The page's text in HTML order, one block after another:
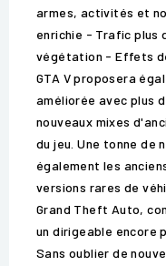
armes, activités et
enrichie - Trafic plus
végétation - Effets
GTA V proposera
améliorée avec plus
nouveaux mixes
du jeu. Une tonne de
également les
versions rares de
Grand Theft Auto,
un dirigeable encore
Sans oublier de